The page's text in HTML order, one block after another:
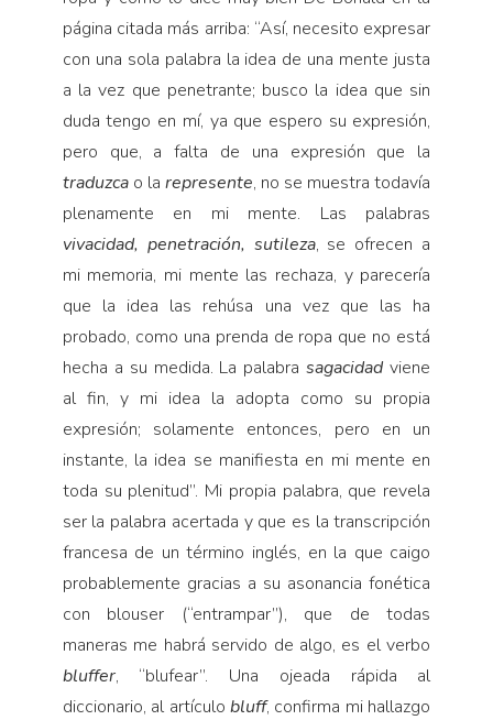
página citada más arriba: “Así, necesito expresar
con una sola palabra la idea de una mente justa
a la vez que penetrante; busco la idea que sin
duda tengo en mí, ya que espero su expresión,
pero que, a falta de una expresión que la
traduzca o la represente, no se muestra todavía
plenamente en mi mente. Las palabras
vivacidad, penetración, sutileza, se ofrecen a
mi memoria, mi mente las rechaza, y parecería
que la idea las rehúsa una vez que las ha
probado, como una prenda de ropa que no está
hecha a su medida. La palabrasagacidadviene
al fin, y mi idea la adopta como su propia
expresión; solamente entonces, pero en un
instante, la idea se manifiesta en mi mente en
toda su plenitud”. Mi propia palabra, que revela
ser la palabra acertada y que es la transcripción
francesa de un término inglés, en la que caigo
probablemente gracias a su asonancia fonética
con blouser (“entrampar”), que de todas
maneras me habrá servido de algo, es el verbo
bluffer, “blufear”. Una ojeada rápida al
diccionario, al artículo bluff, confirma mi hallazgo